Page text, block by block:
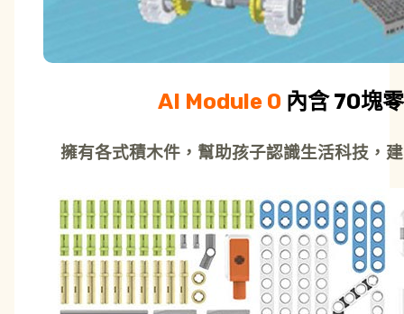
AI Module 0 內含 70塊
擁有各式積木件，幫助孩子認識生活科技，